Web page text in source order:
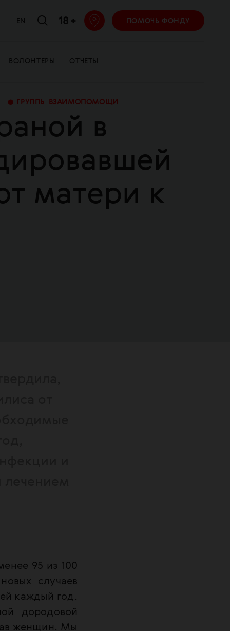
ВОЛОНТЕРЫ ОТЧЕТЫ
• ГРУППЫ ВЗАИМОПОМОЩИ
EN 18 + ПОМОЧЬ ФОНДУ
в
матери к
95 из 100
случаев
каждый год.
дородовой
женщин. Мы